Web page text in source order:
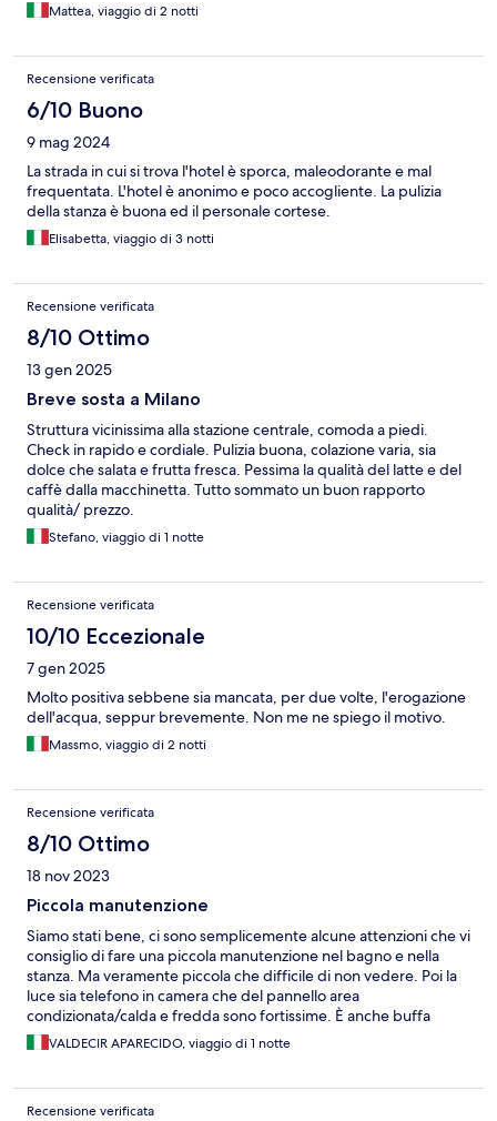
Mattea, viaggio di 2 notti
Recensione verificata
6/10 Buono
9 mag 2024
La strada in cui si trova l'hotel è sporca, maleodorante e mal
frequentata. L'hotel è anonimo e poco accogliente. La pulizia
della stanza è buona ed il personale cortese.
Elisabetta, viaggio di 3 notti
Recensione verificata
8/10 Ottimo
13 gen 2025
Breve sosta a Milano
Struttura vicinissima alla stazione centrale, comoda a piedi.
Check in rapido e cordiale. Pulizia buona, colazione varia, sia
dolce che salata e frutta fresca. Pessima la qualità del latte e del
caffè dalla macchinetta. Tutto sommato un buon rapporto
qualità/ prezzo.
Stefano, viaggio di 1 notte
Recensione verificata
10/10 Eccezionale
7 gen 2025
Molto positiva sebbene sia mancata, per due volte, l'erogazione
dell'acqua, seppur brevemente. Non me ne spiego il motivo.
Massmo, viaggio di 2 notti
Recensione verificata
8/10 Ottimo
18 nov 2023
Piccola manutenzione
Siamo stati bene, ci sono semplicemente alcune attenzioni che vi
consiglio di fare una piccola manutenzione nel bagno e nella
stanza. Ma veramente piccola che difficile di non vedere. Poi la
luce sia telefono in camera che del pannello area
condizionata/calda e fredda sono fortissime. È anche buffa
come cosa ho coperto con delle asciugamani
VALDECIR APARECIDO, viaggio di 1 notte
Recensione verificata